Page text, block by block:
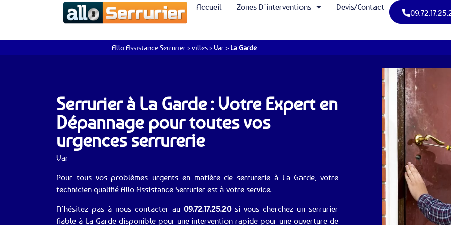
Accueil Zones D’interventions Devis/Contact
Allo Assistance Serrurier >villes >Var > La Garde
Serrurier à La Garde : Votre Expert en
Dépannage pour toutes vos
urgences serrurerie
Var
Pour tous vos problèmes urgents en matière de serrurerie à La Garde, votre
technicien qualifié Allo Assistance Serrurier est à votre service.
N’hésitez pas à nous contacter au 09.72.17.25.20si vous cherchez un serrurier
fiable à La Garde disponible pour une intervention rapide pour une ouverture de